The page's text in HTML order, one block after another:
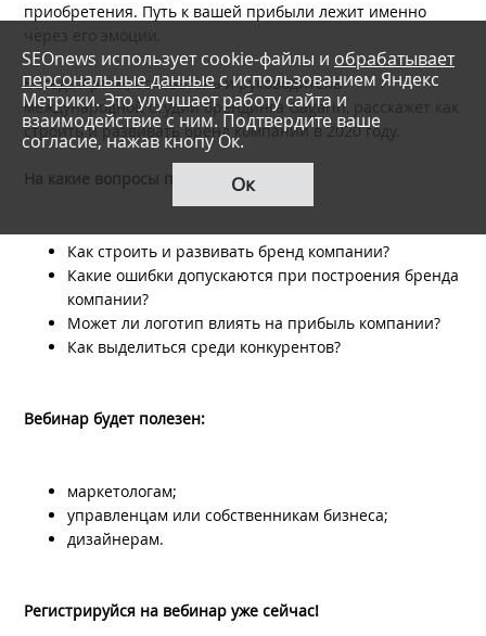
приобретения. Путь к вашей прибыли лежит именно
через его эмоции.
Беседа Артем, основатель и руководитель
международной студии брендинга Gagarin, расскажет как
строить и развивать бренд компании в 2020 году.
На какие вопросы получите ответы:
Как строить и развивать бренд компании?
Какие ошибки допускаются при построения бренда
компании?
Может ли логотип влиять на прибыль компании?
Как выделиться среди конкурентов?
Вебинар будет полезен:
маркетологам;
управленцам или собственникам бизнеса;
дизайнерам.
Регистрируйся на вебинар уже сейчас!
SEOnews использует cookie-файлы и обрабатывает
персональные данныес использованием Яндекс
Метрики. Это улучшает работу сайта и
взаимодействие с ним. Подтвердите ваше
согласие, нажав кнопу Ок.
Ок